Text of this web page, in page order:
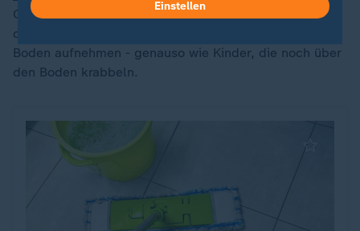
Geräten chemiefrei arbeiten und damit vermeiden,
dass die Tiere ungewollt Reinigungsmittelreste vom
Boden aufnehmen - genauso wie Kinder, die noch über
den Boden krabbeln.
Einstellen